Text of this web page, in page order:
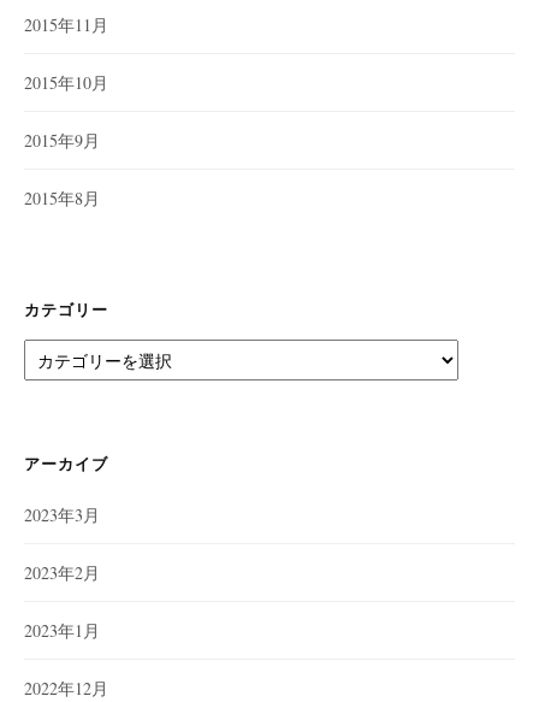
2015年11月
2015年10月
2015年9月
2015年8月
カテゴリー
テ
ー
アーカイブ
2023年3月
2023年2月
2023年1月
2022年12月